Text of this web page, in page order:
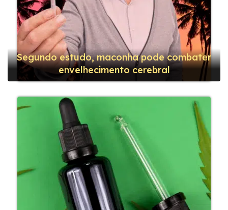
Segundo estudo, maconha pode combater
envelhecimento cerebral